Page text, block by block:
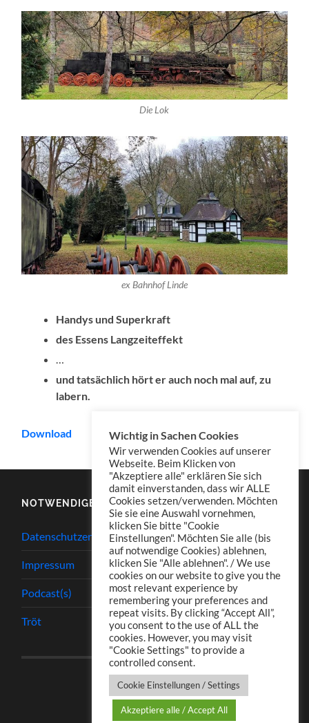
Die Lok
ex Bahnhof Linde
Handys und Superkraft
des Essens Langzeiteffekt
…
und tatsächlich hört er auch noch mal auf, zu
labern.
Download
NOTWENDIGES
Datenschutzerklärung
Impressum
Podcast(s)
Tröt
Wichtig in Sachen Cookies
Wir verwenden Cookies auf unserer
Webseite. Beim Klicken von
"Akzeptiere alle" erklären Sie sich
damit einverstanden, dass wir ALLE
Cookies setzen/verwenden. Möchten
Sie sie eine Auswahl vornehmen,
klicken Sie bitte "Cookie
Einstellungen". Möchten Sie alle (bis
auf notwendige Cookies) ablehnen,
klicken Sie "Alle ablehnen". / We use
cookies on our website to give you the
most relevant experience by
remembering your preferences and
repeat visits. By clicking “Accept All”,
you consent to the use of ALL the
cookies. However, you may visit
"Cookie Settings" to provide a
controlled consent.
Cookie Einstellungen / Settings
Akzeptiere alle / Accept All